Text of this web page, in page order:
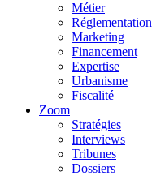
Métier
Réglementation
Marketing
Financement
Expertise
Urbanisme
Fiscalité
Zoom
Stratégies
Interviews
Tribunes
Dossiers